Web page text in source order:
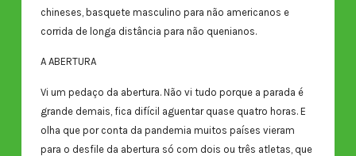
chineses, basquete masculino para não americanos e
corrida de longa distância para não quenianos.
A ABERTURA
Vi um pedaço da abertura. Não vi tudo porque a parada é
grande demais, fica difícil aguentar quase quatro horas. E
olha que por conta da pandemia muitos países vieram
para o desfile da abertura só com dois ou três atletas, que